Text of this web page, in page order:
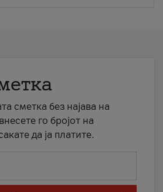
сметка без најава на
го бројот на
да ја платите.